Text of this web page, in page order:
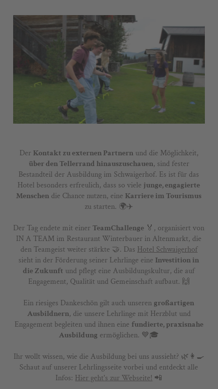
DerKontakt zu externen Partnernund die Möglichkeit,
über den Tellerrand hinauszuschauen, sind fester
Bestandteil der Ausbildung im Schwaigerhof. Es ist für das
Hotel besonders erfreulich, dass so viele junge, engagierte
Menschen die Chance nutzen, eineKarriere im Tourismus
zu starten. 🌍✈️
Der Tag endete mit einerTeamChallenge 🏅, organisiert von
IN A TEAM im Restaurant Winterbauer in Altenmarkt, die
den Teamgeist weiter stärkte 🤝. Das Hotel Schwaigerhof
sieht in der Förderung seiner Lehrlinge eineInvestition in
die Zukunft und pflegt eine Ausbildungskultur, die auf
Engagement, Qualität und Gemeinschaft aufbaut. 🙌
Ein riesiges Dankeschön gilt auch unserengroßartigen
Ausbildnern, die unsere Lehrlinge mit Herzblut und
Engagement begleiten und ihnen eine fundierte, praxisnahe
Ausbildung ermöglichen. 💙🎓
Ihr wollt wissen, wie die Ausbildung bei uns aussieht? 🌿👩‍🍳
Schaut auf unserer Lehrlingsseite vorbei und entdeckt alle
Infos: Hier geht's zur Webseite! 📲